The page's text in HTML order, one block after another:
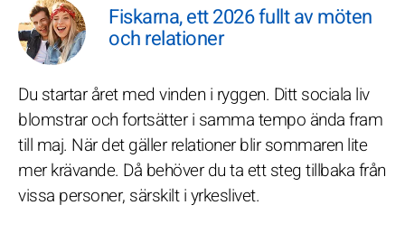
Fiskarna, ett 2026 fullt av möten
och relationer
Du startar året med vinden i ryggen. Ditt sociala liv
blomstrar och fortsätter i samma tempo ända fram
till maj. När det gäller relationer blir sommaren lite
mer krävande. Då behöver du ta ett steg tillbaka från
vissa personer, särskilt i yrkeslivet.